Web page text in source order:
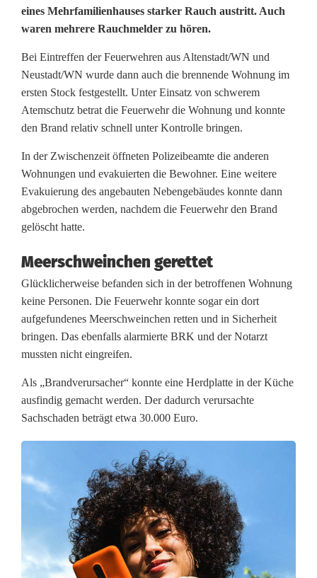
u
r
i
n
M
e
h
r
f
a
m
i
l
i
e
n
h
s
eines Mehrfamilienhauses starker Rauch austritt. Auch
waren mehrere Rauchmelder zu hören.
Bei Eintreffen der Feuerwehren aus Altenstadt/WN und
Neustadt/WN wurde dann auch die brennende Wohnung im
ersten Stock festgestellt. Unter Einsatz von schwerem
Atemschutz betrat die Feuerwehr die Wohnung und konnte
den Brand relativ schnell unter Kontrolle bringen.
In der Zwischenzeit öffneten Polizeibeamte die anderen
Wohnungen und evakuierten die Bewohner. Eine weitere
Evakuierung des angebauten Nebengebäudes konnte dann
abgebrochen werden, nachdem die Feuerwehr den Brand
gelöscht hatte.
Meerschweinchen gerettet
Glücklicherweise befanden sich in der betroffenen Wohnung
keine Personen. Die Feuerwehr konnte sogar ein dort
aufgefundenes Meerschweinchen retten und in Sicherheit
bringen. Das ebenfalls alarmierte BRK und der Notarzt
mussten nicht eingreifen.
Als „Brandverursacher“ konnte eine Herdplatte in der Küche
ausfindig gemacht werden. Der dadurch verursachte
Sachschaden beträgt etwa 30.000 Euro.